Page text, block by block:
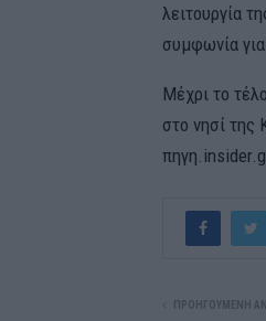
λειτουργία
συμφωνία
Μέχρι το
στο νησί της
ΠΡΟΗΓΟΎΜΕΝΗ